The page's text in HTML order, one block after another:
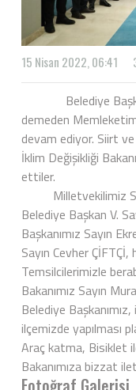
15 Nisan 2022, 06:41
Belediye
demeden
devam ediyor. Siirt
İklim Değişikliği
ettiler.
Milletvekilimiz
Belediye Başkan V.
Başkanımız Sayın
Sayın Cevher
Temsilcilerimizle
Bakanımız Sayın
Belediye
ilçemizde yapılması
Araç katma, Bisiklet
Bakanımıza bizzat
Fotoğraf Galerisi